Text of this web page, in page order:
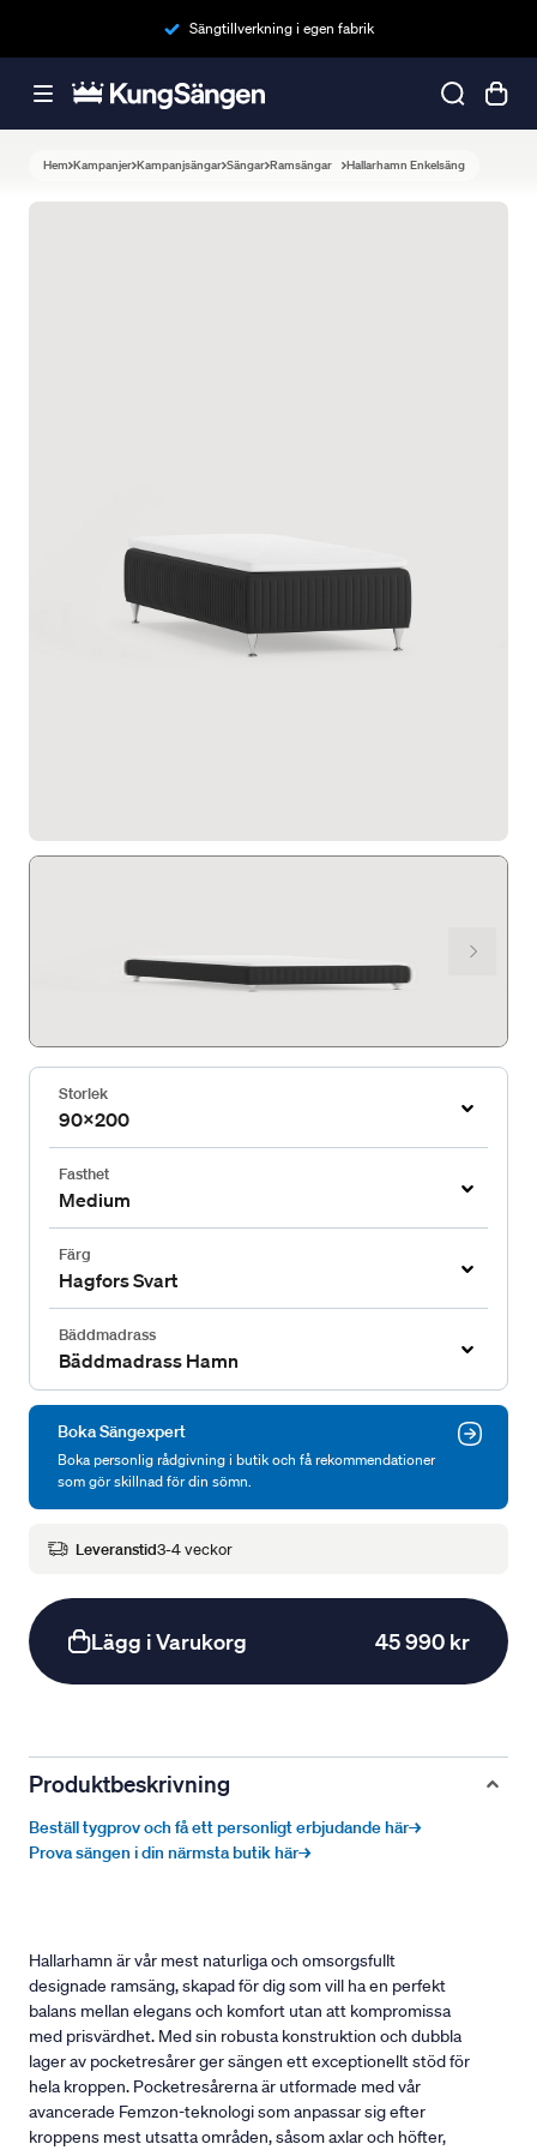
Sängtillverkning i egen fabrik
Hem Kampanjer Kampanjsängar Sängar Ramsängar Hallarhamn Enkelsäng
Storlek
90x200
Fasthet
Medium
Färg
Hagfors Svart
Bäddmadrass
Bäddmadrass Hamn
Boka Sängexpert
Boka personlig rådgivning i butik och få rekommendationer
som gör skillnad för din sömn.
Leveranstid3-4 veckor
Lägg i Varukorg 45 990 kr
Produktbeskrivning
Beställ tygprov och få ett personligt erbjudande här→
Prova sängen i din närmsta butik här→
Hallarhamn är vår mest naturliga och omsorgsfullt
designade ramsäng, skapad för dig som vill ha en perfekt
balans mellan elegans och komfort utan att kompromissa
med prisvärdhet. Med sin robusta konstruktion och dubbla
lager av pocketresårer ger sängen ett exceptionellt stöd för
hela kroppen. Pocketresårerna är utformade med vår
avancerade Femzon-teknologi som anpassar sig efter
kroppens mest utsatta områden, såsom axlar och höfter,